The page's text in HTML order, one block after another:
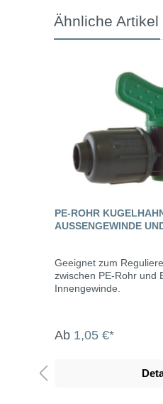
Ähnliche Artikel
PE-ROHR
AUSSENGEWINDE UND
Geeignet zum
zwischen PE-Rohr und
Innengewinde.
Ab 1,05 €*